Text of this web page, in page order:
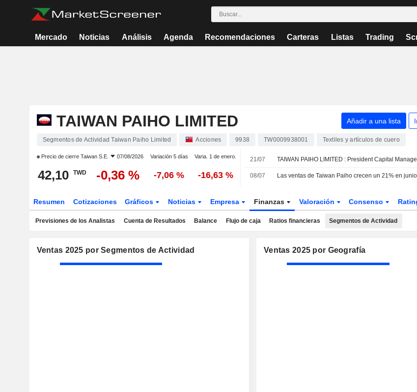
Mercado Noticias Análisis Agenda Recomendaciones Carteras Listas Trading
TAIWAN PAIHO LIMITED Añadir a una lista
Segmentos de Actividad Taiwan Paiho Limited Acciones 9938 TW0009938001 Textiles y artículos de cuero
Precio de cierre Taiwan S.E. 07/08/2026 Variación 5 días Varia. 1 de enero.
42,10 TWD -0,36 % -7,06 % -16,63 %
21/07
08/07 Las ventas de Taiwan Paiho crecen un 21% en junio
Resumen Cotizaciones Gráficos Noticias Empresa Finanzas Valoración Consenso
Previsiones de los Analistas Cuenta de Resultados Balance Flujo de caja Ratios financieras Segmentos de Actividad
Ventas 2025 por Segmentos de Actividad Ventas 2025 por Geografía